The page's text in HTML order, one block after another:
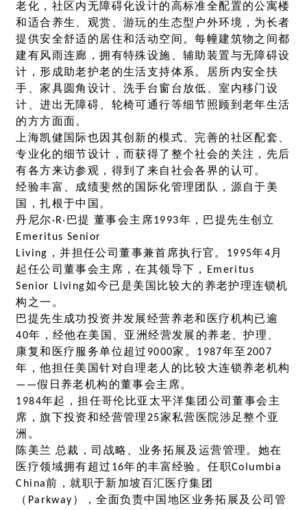
老化，社区内无障碍化设计的高标准全配置的公寓楼
和适合养生、观赏、游玩的生态型户外环境，为长者
提供安全舒适的居住和活动空间。每幢建筑物之间都
建有风雨连廊，拥有特殊设施、辅助装置与无障碍设
计，形成助老护老的生活支持体系。居所内安全扶
手、家具圆角设计、洗手台窗台放低、室内移门设
计、进出无障碍、轮椅可通行等细节照顾到老年生活
的方方面面。
上海凯健国际也因其创新的模式、完善的社区配套、
专业化的细节设计，而获得了整个社会的关注，先后
有各方来访参观，得到了来自社会各界的认可。
经验丰富、成绩斐然的国际化管理团队，源自于美
国，扎根于中国。
丹尼尔·R·巴提 董事会主席1993年，巴提先生创立
Emeritus Senior
Living，并担任公司董事兼首席执行官。1995年4月
起任公司董事会主席，在其领导下，Emeritus
Senior Living如今已是美国比较大的养老护理连锁机
构之一。
巴提先生成功投资并发展经营养老和医疗机构已逾
40年，经他在美国、亚洲经营发展的养老、护理、
康复和医疗服务单位超过9000家。1987年至2007
年，他担任美国针对自理老人的比较大连锁养老机构
——假日养老机构的董事会主席。
1984年起，担任哥伦比亚太平洋集团公司董事会主
席，旗下投资和经营管理25家私营医院涉足整个亚
洲。
陈美兰 总裁，司战略、业务拓展及运营管理。她在
医疗领域拥有超过16年的丰富经验。任职Columbia
China前，就职于新加坡百汇医疗集团
（Parkway），全面负责中国地区业务拓展及公司管